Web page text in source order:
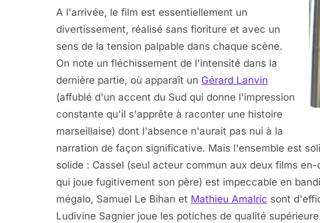
A l'arrivée, le film est essentiellement un
divertissement, réalisé sans fioriture et avec un
sens de la tension palpable dans chaque scène.
On note un fléchissement de l'intensité dans la
dernière partie, où apparaît un Gérard Lanvin
(affublé d'un accent du Sud qui donne l'impression
constante qu'il s'apprête à raconter une histoire
marseillaise) dont l'absence n'aurait pas nui à la
narration de façon significative. Mais l'ensemble est
solide : Cassel (seul acteur commun aux deux films
qui joue fugitivement son père) est impeccable en
mégalo, Samuel Le Bihan et Mathieu Amalric sont
Ludivine Sagnier joue les potiches de qualité